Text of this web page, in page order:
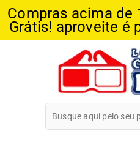
Compras acima de
Grátis! aproveite é